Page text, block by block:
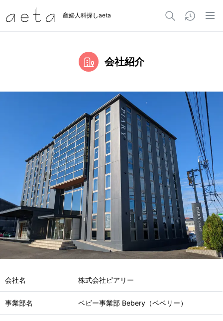
産婦人科探しaeta
会社紹介
会社名 株式会社ピアリー
事業部名 ベビー事業部 Bebery（ベベリー）